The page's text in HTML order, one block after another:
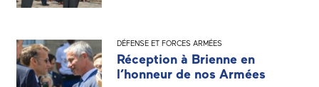
DÉFENSE ET FORCES ARMÉES
Réception à Brienne en
l’honneur de nos Armées